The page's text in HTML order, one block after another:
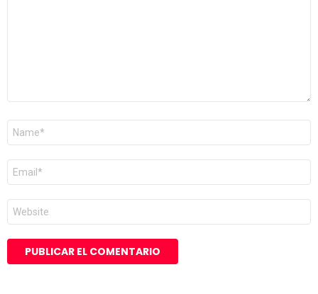
Nombre
Correo
electrónico
*
Web